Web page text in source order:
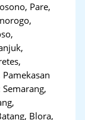
Pare,
Semarang,
Blora,